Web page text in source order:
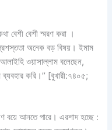
বেশী বেশী স্মরণ করা ।
অনেক বড় বিষয়। ইমাম
ওয়াসাল্লাম বলেছেন,
ব্যবহার করি।’’ [বুখারী:৭৪০৫;
বয়ে আনতে পারে। এরশাদ হচ্ছে :